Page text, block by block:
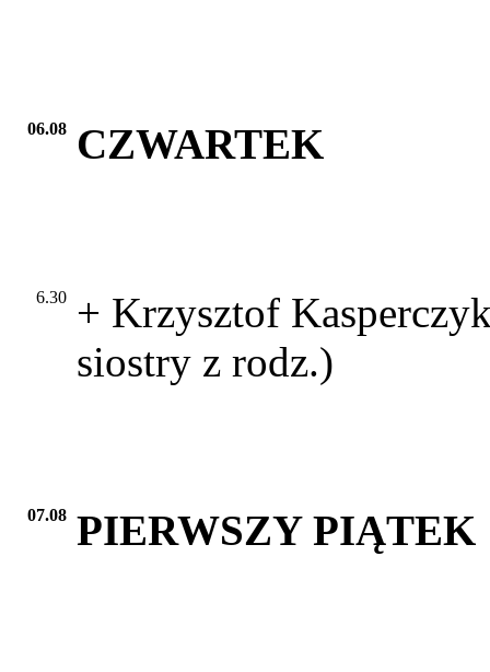
06.08 CZWARTEK
6.30
+ Krzysztof
siostry z rodz.)
07.08 PIERWSZY PIĄTEK